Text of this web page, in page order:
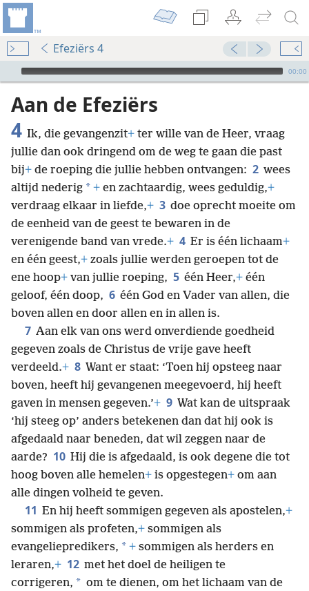
Efeziërs 4
Audio Player
00:00
Aan de Efeziërs
4 Ik, die gevangenzit+ ter wille van de Heer, vraag
jullie dan ook dringend om de weg te gaan die past
bij+ de roeping die jullie hebben ontvangen: 2 wees
altijd nederig * + en zachtaardig, wees geduldig,+
verdraag elkaar in liefde,+ 3 doe oprecht moeite om
de eenheid van de geest te bewaren in de
verenigende band van vrede.+ 4 Er is één lichaam+
en één geest,+ zoals jullie werden geroepen tot de
ene hoop+ van jullie roeping, 5 één Heer,+ één
geloof, één doop, 6 één God en Vader van allen, die
boven allen en door allen en in allen is.
7 Aan elk van ons werd onverdiende goedheid
gegeven zoals de Christus de vrije gave heeft
verdeeld.+ 8 Want er staat: ‘Toen hij opsteeg naar
boven, heeft hij gevangenen meegevoerd, hij heeft
gaven in mensen gegeven.’+ 9 Wat kan de uitspraak
‘hij steeg op’ anders betekenen dan dat hij ook is
afgedaald naar beneden, dat wil zeggen naar de
aarde? 10 Hij die is afgedaald, is ook degene die tot
hoog boven alle hemelen+ is opgestegen+ om aan
alle dingen volheid te geven.
11 En hij heeft sommigen gegeven als apostelen,+
sommigen als profeten,+ sommigen als
evangeliepredikers, * + sommigen als herders en
leraren,+ 12 met het doel de heiligen te
corrigeren, * om te dienen, om het lichaam van de